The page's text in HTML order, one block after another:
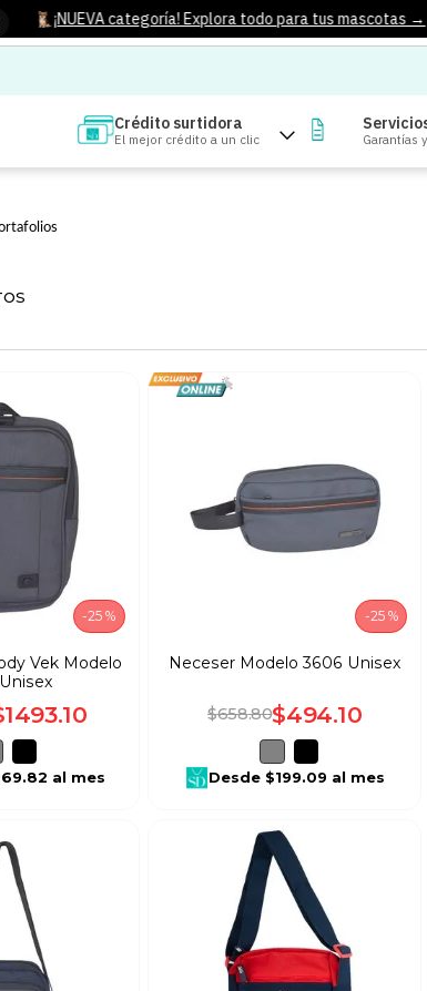
¡NUEVA categoría! Explora todo para tus mascotas →
Crédito surtidora
El mejor crédito a un clic Garantías
-25 %
Vek Modelo
1493.10
al mes
-25 %
Neceser Modelo 3606 Unisex
$658.80$494.10
Desde$199.09 al mes